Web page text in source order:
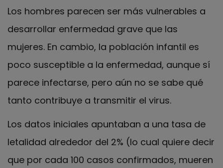
Los hombres parecen ser más vulnerables a
desarrollar enfermedad grave que las
mujeres. En cambio, la población infantil es
poco susceptible a la enfermedad, aunque sí
parece infectarse, pero aún no se sabe qué
tanto contribuye a transmitir el virus.
Los datos iniciales apuntaban a una tasa de
letalidad alrededor del 2% (lo cual quiere decir
que por cada 100 casos confirmados, mueren